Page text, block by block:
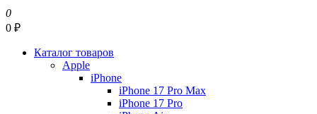
0
0 ₽
Каталог товаров
Apple
iPhone
iPhone 17 Pro Max
iPhone 17 Pro